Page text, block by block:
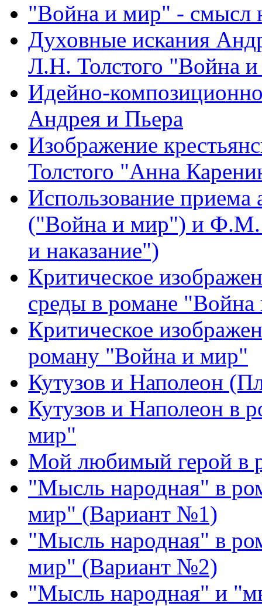
"Война и мир" - смысл
Духовные искания
Л.Н. Толстого "Война
Идейно-
Андрея и Пьера
Изображение
Толстого "Анна
Использование приема
("Война и мир") и Ф.М.
и наказание")
Критическое
среды в романе
Критическое
роману "Война и мир"
Кутузов и Наполеон
Кутузов и Наполеон в
мир"
Мой любимый герой в
"Мысль народная" в
мир" (Вариант №1)
"Мысль народная" в
мир" (Вариант №2)
"Мысль народная" и